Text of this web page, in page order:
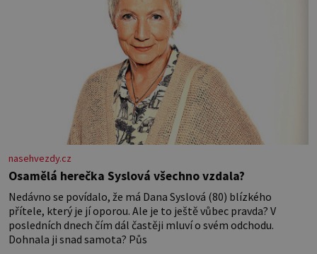
nasehvezdy.cz
Osamělá herečka Syslová všechno vzdala?
Nedávno se povídalo, že má Dana Syslová (80) blízkého
přítele, který je jí oporou. Ale je to ještě vůbec pravda? V
posledních dnech čím dál častěji mluví o svém odchodu.
Dohnala ji snad samota? Půs